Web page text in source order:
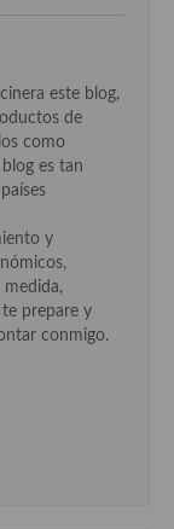
aromáticas o
este blog,
de
como
es tan
y
medida,
prepare y
conmigo.